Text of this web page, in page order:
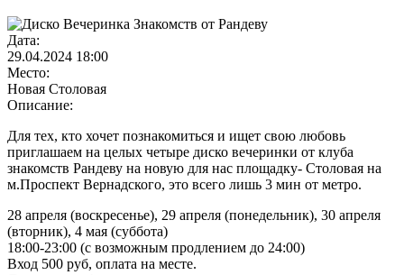
Дата:
29.04.2024 18:00
Место:
Новая Столовая
Описание:
Для тех, кто хочет познакомиться и ищет свою любовь
приглашаем на целых четыре диско вечеринки от клуба
знакомств Рандеву на новую для нас площадку- Столовая на
м.Проспект Вернадского, это всего лишь 3 мин от метро.
28 апреля (воскресенье), 29 апреля (понедельник), 30 апреля
(вторник), 4 мая (суббота)
18:00-23:00 (с возможным продлением до 24:00)
Вход 500 руб, оплата на месте.